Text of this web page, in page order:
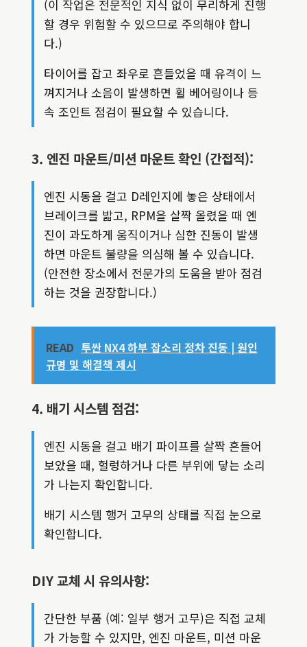
(이 작업은 전문적인 지식 없이 무리하게 진행
할 경우 위험할 수 있으므로 주의해야 합니
다.)
타이어를 잡고 좌우로 흔들었을 때 유격이 느
껴지거나 소음이 발생하면 휠 베어링이나 등
속 조인트 점검이 필요할 수 있습니다.
3. 엔진 마운트/미션 마운트 확인 (간접적):
엔진 시동을 걸고 D레인지에 놓은 상태에서
브레이크를 밟고, RPM을 살짝 올렸을 때 엔
진이 과도하게 움직이거나 심한 진동이 발생
하면 마운트 불량을 의심해 볼 수 있습니다.
(안전한 장소에서 전문가의 도움을 받아 점검
하는 것을 권장합니다.)
READ 투싼 NX4 하부 잡소리 정차 진동 | 원인
규명 및 해결책 제시
4. 배기 시스템 점검:
엔진 시동을 걸고 배기 파이프를 살짝 흔들어
보았을 때, 헐렁하거나 다른 부위에 닿는 소리
가 나는지 확인합니다.
배기 시스템 행거 고무의 상태를 직접 눈으로
확인합니다.
DIY 교체 시 유의사항:
간단한 부품 (예: 일부 행거 고무)은 직접 교체
가 가능할 수 있지만, 엔진 마운트, 미션 마운